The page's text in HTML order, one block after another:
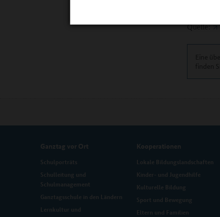
Quelle:
Ganztag vor Ort
Schulporträts
Schulleitung und
Schulmanagement
Ganztagsschule in den Ländern
Lernkultur und
Kooperationen
Lokale Bildungslandschaften
Kinder- und Jugendhilfe
Kulturelle Bildung
Sport und Bewegung
Eltern und Familien